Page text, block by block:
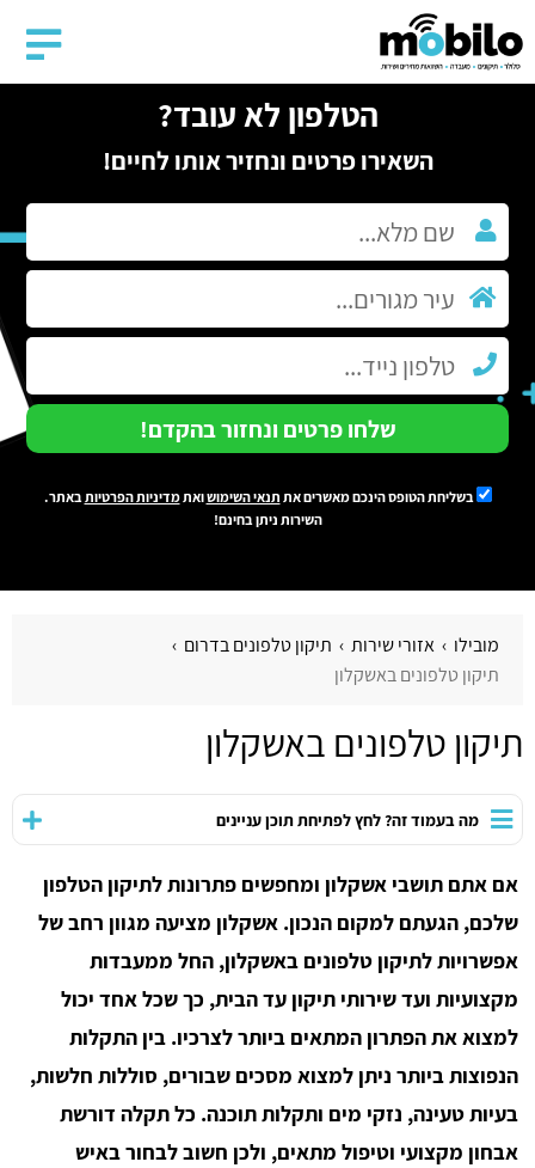
הטלפון לא עובד?
השאירו פרטים ונחזיר אותו לחיים!
שלחו פרטים ונחזור בהקדם!
בשליחת הטופס הינכם מאשרים את תנאי השימושואתמדיניות הפרטיותבאתר.
השירות ניתן בחינם!
מובילו אזורי שירות
תיקון טלפונים בדרום
תיקון טלפונים באשקלון
תיקון טלפונים באשקלון
מה בעמוד זה? לחץ לפתיחת תוכן עניינים
אם אתם תושבי אשקלון ומחפשים פתרונות לתיקון הטלפון
שלכם, הגעתם למקום הנכון. אשקלון מציעה מגוון רחב של
אפשרויות לתיקון טלפונים באשקלון, החל ממעבדות
מקצועיות ועד שירותי תיקון עד הבית, כך שכל אחד יכול
למצוא את הפתרון המתאים ביותר לצרכיו. בין התקלות
הנפוצות ביותר ניתן למצוא מסכים שבורים, סוללות חלשות,
בעיות טעינה, נזקי מים ותקלות תוכנה. כל תקלה דורשת
אבחון מקצועי וטיפול מתאים, ולכן חשוב לבחור באיש